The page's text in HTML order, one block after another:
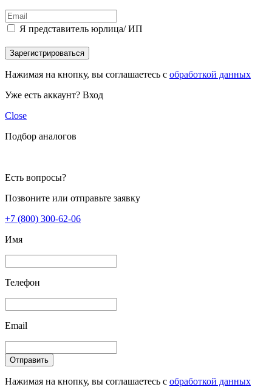
Я представитель юрлица/ ИП
Зарегистрироваться
Нажимая на кнопку, вы соглашаетесь с обработкой данных
Уже есть аккаунт? Вход
Close
Подбор аналогов
Есть вопросы?
Позвоните или отправьте заявку
+7 (800) 300-62-06
Имя
Телефон
Email
Отправить
Нажимая на кнопку, вы соглашаетесь с обработкой данных